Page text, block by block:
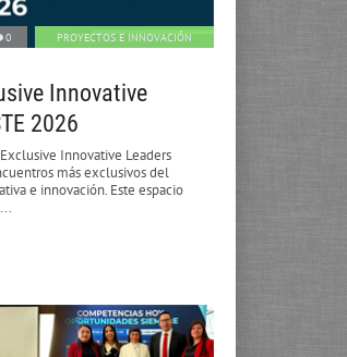
0 PROYECTOS E INNOVACIÓN
Innovative
2026
Innovative Leaders
más exclusivos del
e innovación. Este espacio